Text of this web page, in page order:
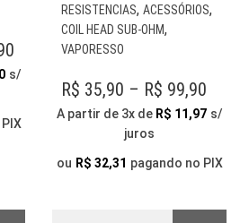
VARIANTES.
PODEM
ESCOLHIDAS
PÁGINA
RANGE:
R$ 39,90
THROUGH
s/
RESISTENCIAS, ACESSÓRIOS,
COIL HEAD SUB-OHM,
VAPORESSO
R$ 35,90 – R$ 99,90
A partir de 3x de R$ 11,97 s/
juros
ou R$ 32,31 pagando no PIX